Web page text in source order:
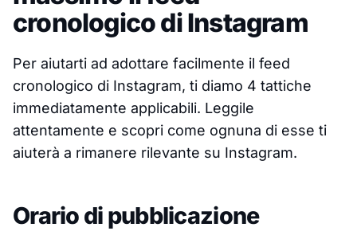
cronologico di Instagram
Per aiutarti ad adottare facilmente il feed
cronologico di Instagram, ti diamo 4 tattiche
immediatamente applicabili. Leggile
attentamente e scopri come ognuna di esse ti
aiuterà a rimanere rilevante su Instagram.
Orario di pubblicazione